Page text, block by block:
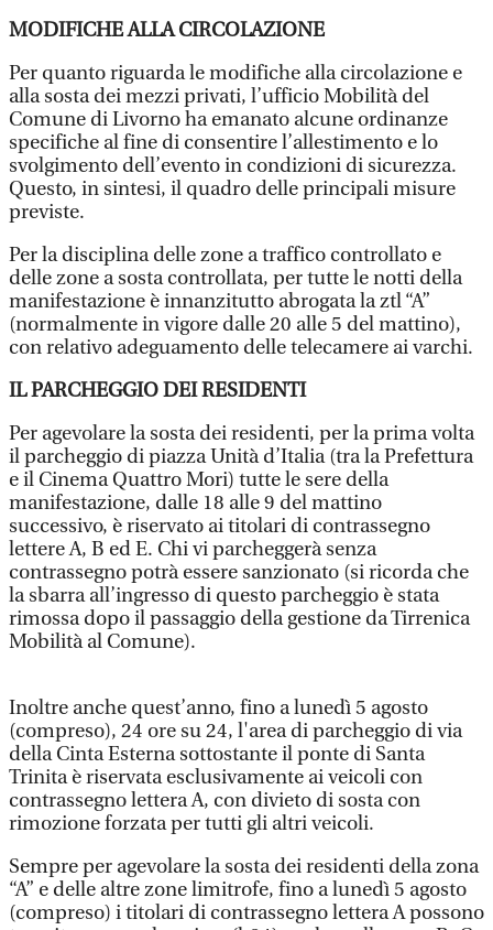
MODIFICHE ALLA CIRCOLAZIONE
Per quanto riguarda le modifiche alla circolazione e
alla sosta dei mezzi privati, l’ufficio Mobilità del
Comune di Livorno ha emanato alcune ordinanze
specifiche al fine di consentire l’allestimento e lo
svolgimento dell’evento in condizioni di sicurezza.
Questo, in sintesi, il quadro delle principali misure
previste.
Per la disciplina delle zone a traffico controllato e
delle zone a sosta controllata, per tutte le notti della
manifestazione è innanzitutto abrogata la ztl “A”
(normalmente in vigore dalle 20 alle 5 del mattino),
con relativo adeguamento delle telecamere ai varchi.
IL PARCHEGGIO DEI RESIDENTI
Per agevolare la sosta dei residenti, per la prima volta
il parcheggio di piazza Unità d’Italia (tra la Prefettura
e il Cinema Quattro Mori) tutte le sere della
manifestazione, dalle 18 alle 9 del mattino
successivo, è riservato ai titolari di contrassegno
lettere A, B ed E. Chi vi parcheggerà senza
contrassegno potrà essere sanzionato (si ricorda che
la sbarra all’ingresso di questo parcheggio è stata
rimossa dopo il passaggio della gestione da Tirrenica
Mobilità al Comune).
Inoltre anche quest’anno, fino a lunedì 5 agosto
(compreso), 24 ore su 24, l'area di parcheggio di via
della Cinta Esterna sottostante il ponte di Santa
Trinita è riservata esclusivamente ai veicoli con
contrassegno lettera A, con divieto di sosta con
rimozione forzata per tutti gli altri veicoli.
Sempre per agevolare la sosta dei residenti della zona
“A” e delle altre zone limitrofe, fino a lunedì 5 agosto
(compreso) i titolari di contrassegno lettera A possono